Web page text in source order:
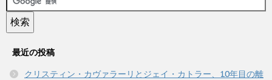
最近の投稿
クリスティン・カヴァラーリとジェイ・カトラー、10年目の離